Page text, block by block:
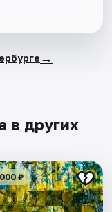
→
в других
₽